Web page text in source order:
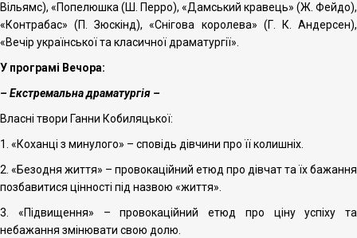
Вільямс), «Попелюшка (Ш. Перро), «Дамський кравець» (Ж. Фейдо),
«Контрабас» (П. Зюскінд), «Снігова королева» (Г. К. Андерсен),
«Вечір української та класичної драматургії».
У програмі Вечора:
– Екстремальна драматургія –
Власні твори Ганни Кобиляцької:
1. «Коханці з минулого» – сповідь дівчини про її колишніх.
2. «Безодня життя» – провокаційний етюд про дівчат та їх бажання
позбавитися цінності під назвою «життя».
3. «Підвищення» – провокаційний етюд про ціну успіху та
небажання змінювати свою долю.